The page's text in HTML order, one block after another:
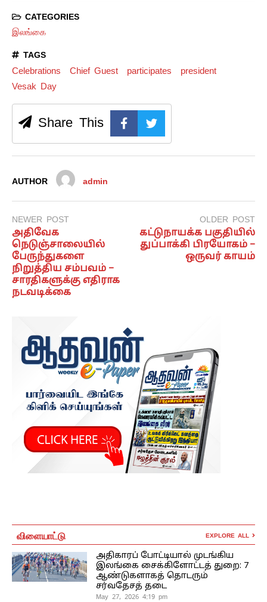
CATEGORIES
இலங்கை
TAGS
Celebrations Chief Guest participates
president
Vesak Day
Share This
AUTHOR admin
NEWER POST
அதிவேக
நெடுஞ்சாலையில்
பேருந்துகளை
நிறுத்திய சம்பவம் –
சாரதிகளுக்கு எதிராக
நடவடிக்கை
OLDER POST
கட்டுநாயக்க பகுதியில்
துப்பாக்கி பிரயோகம் –
ஒருவர் காயம்
விளையாட்டு EXPLORE ALL
அதிகாரப் போட்டியால் முடங்கிய
இலங்கை சைக்கிளோட்டத் துறை: 7
ஆண்டுகளாகத் தொடரும்
சர்வதேசத் தடை
May 27, 2026 4:19 pm